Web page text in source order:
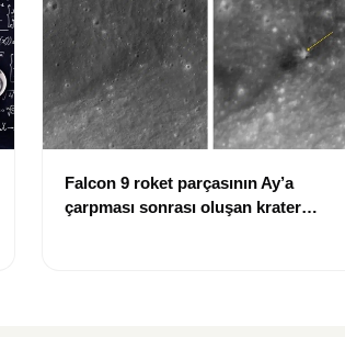
Falcon 9 roket parçasının Ay’a
çarpması sonrası oluşan krater